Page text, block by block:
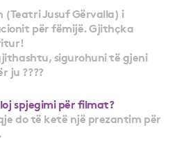
(Teatri Jusuf Gërvalla) i
për fëmijë. Gjithçka
sigurohuni të gjeni
ju ????
spjegimi për filmat?
do të ketë një prezantim për